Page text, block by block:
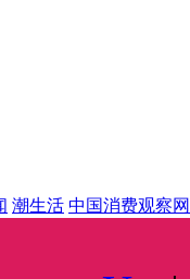
潮生活 中国消费观察网